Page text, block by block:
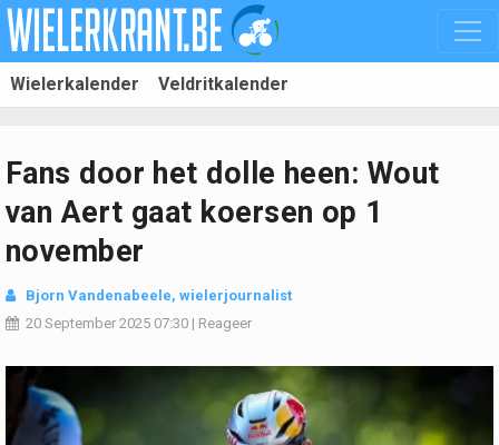
Wielerkalender Veldritkalender
Fans door het dolle heen: Wout
van Aert gaat koersen op 1
november
Bjorn Vandenabeele, wielerjournalist
20 September 2025 07:30 | Reageer